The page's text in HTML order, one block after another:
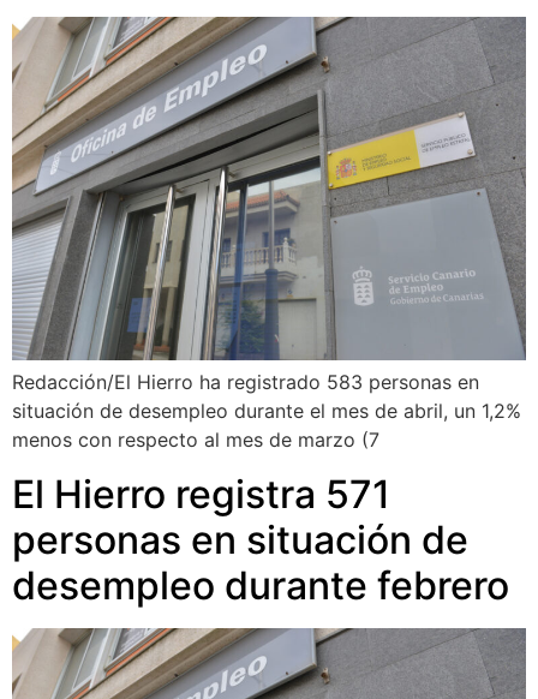
Redacción/El Hierro ha registrado 583 personas en
situación de desempleo durante el mes de abril, un 1,2%
menos con respecto al mes de marzo (7
El Hierro registra 571
personas en situación de
desempleo durante febrero